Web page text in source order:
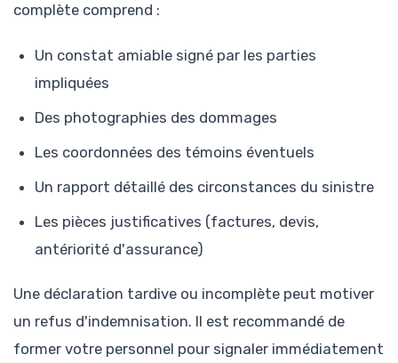
complète comprend :
Un constat amiable signé par les parties
impliquées
Des photographies des dommages
Les coordonnées des témoins éventuels
Un rapport détaillé des circonstances du sinistre
Les pièces justificatives (factures, devis,
antériorité d'assurance)
Une déclaration tardive ou incomplète peut motiver
un refus d'indemnisation. Il est recommandé de
former votre personnel pour signaler immédiatement